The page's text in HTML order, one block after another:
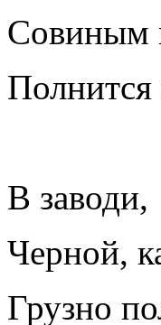
Совиным
В заводи,
Черной,
Грузно